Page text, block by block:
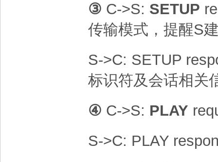
③ C->S: SETUP
传输模式，提醒S
S->C: SETUP
标识符及会话相关
④ C->S: PLAY
S->C: PLAY